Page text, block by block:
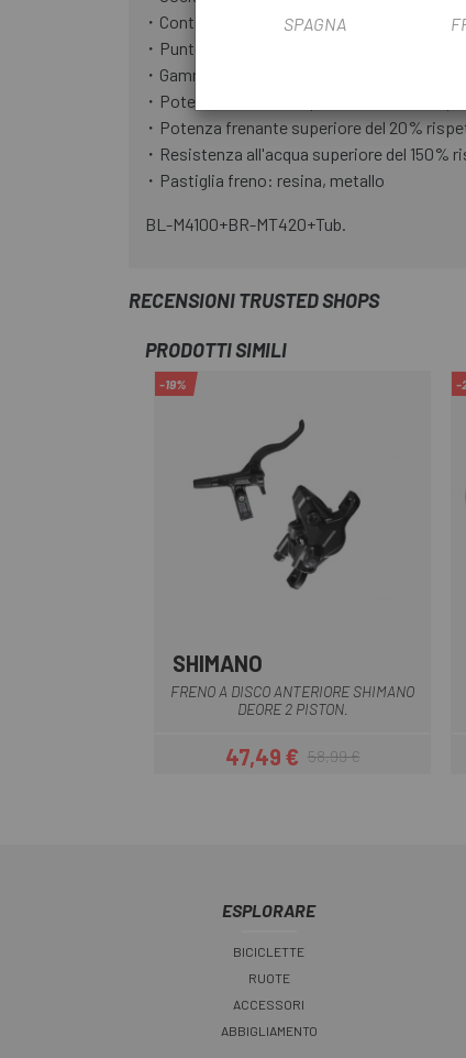
・Controllo freni ad alte prestazioni
・Punto di contatto aggiuntivo per una leva
・Gamma di regolazione dell'angolo di
・Potenza frenante superiore del 90%
・Potenza frenante superiore del 20%
・Resistenza all'acqua superiore del
・Pastiglia freno: resina, metallo
BL-M4100+BR-MT420+Tub.
RECENSIONI TRUSTED SHOPS
PRODOTTI SIMILI
-19%
SHIMANO
FRENO A DISCO ANTERIORE SHIMANO
DEORE 2 PISTON.
Prezzo
47,49 €Prezzo base
58,99 €
-
ESPLORARE
BICICLETTE
RUOTE
ACCESSORI
ABBIGLIAMENTO
SPAGNA